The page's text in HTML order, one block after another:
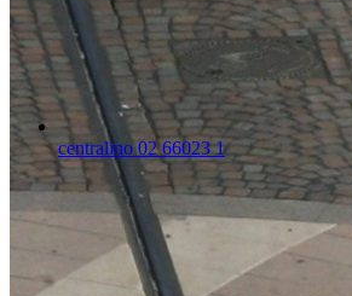
centralino 02 66023 1